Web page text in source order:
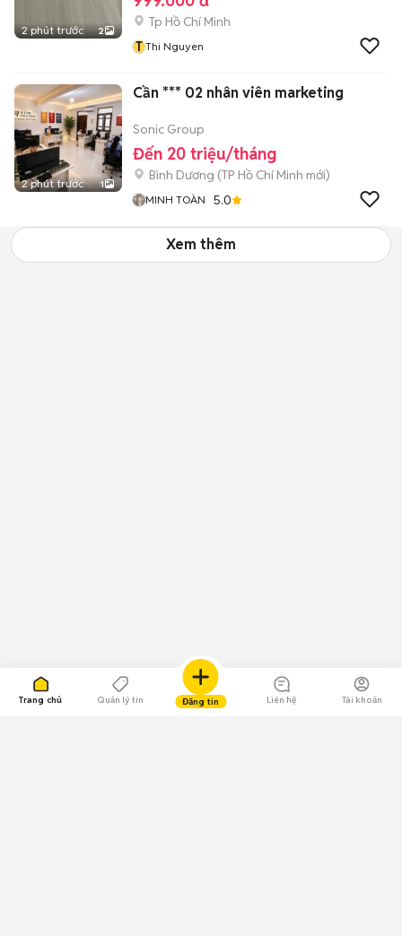
Trang chủ Quản lý tin Đăng tin Liên hệ Tài khoản
2 phút trước 2
Tp Hồ Chí Minh
T Thi Nguyen
2 phút trước 1
Cần *** 02 nhân viên marketing
Sonic Group
Đến 20 triệu/tháng
Bình Dương (TP Hồ Chí Minh mới)
MINH TOÀN 5.0
Xem thêm